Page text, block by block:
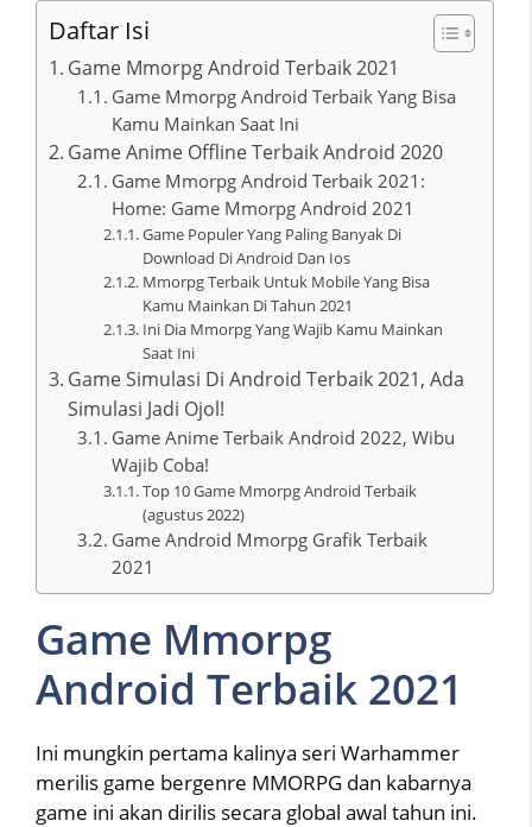
Daftar Isi
Game Mmorpg Android Terbaik 2021
Game Mmorpg Android Terbaik Yang Bisa
Kamu Mainkan Saat Ini
Game Anime Offline Terbaik Android 2020
Game Mmorpg Android Terbaik 2021:
Home: Game Mmorpg Android 2021
Game Populer Yang Paling Banyak Di
Download Di Android Dan Ios
Mmorpg Terbaik Untuk Mobile Yang Bisa
Kamu Mainkan Di Tahun 2021
Ini Dia Mmorpg Yang Wajib Kamu Mainkan
Saat Ini
Game Simulasi Di Android Terbaik 2021, Ada
Simulasi Jadi Ojol!
Game Anime Terbaik Android 2022, Wibu
Wajib Coba!
Top 10 Game Mmorpg Android Terbaik
(agustus 2022)
Game Android Mmorpg Grafik Terbaik
2021
Game Mmorpg
Android Terbaik 2021
Ini mungkin pertama kalinya seri Warhammer
merilis game bergenre MMORPG dan kabarnya
game ini akan dirilis secara global awal tahun ini.